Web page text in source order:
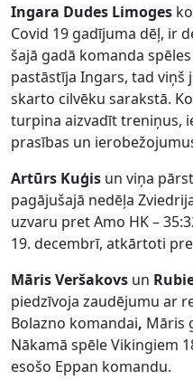
Ingara Dudes Limoges
Covid 19 gadījuma dēļ, ir
šajā gadā komanda
pastāstīja Ingars, tad viņš
skarto cilvēku sarakstā.
turpina aizvadīt treniņus,
prasības un
Artūrs Kuģis un viņa
pagājušajā nedēļa
uzvaru pret Amo HK –
19. decembrī,
Māris Veršakovs un
piedzīvoja zaudējumu ar
Bolazno komandai, Māris
Nākamā spēle Vikingiem
esošo Eppan komandu.